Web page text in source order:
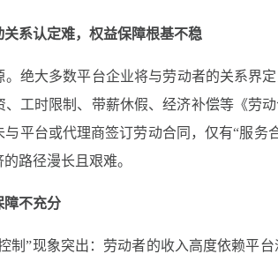
关系认定难，权益保障根基不稳
绝大多数平台企业将与劳动者的关系界
工时限制、带薪休假、经济补偿等《劳
平台或代理商签订劳动合同，仅有“服务
路径漫长且艰难。
障不充分
制”现象突出：劳动者的收入高度依赖平